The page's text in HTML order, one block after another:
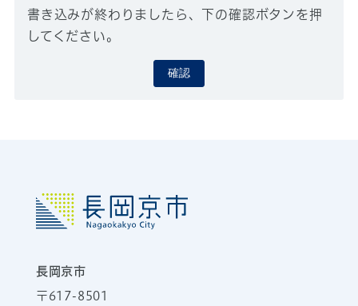
書き込みが終わりましたら、下の確認ボタンを押
してください。
確認
長岡京市
〒617-8501